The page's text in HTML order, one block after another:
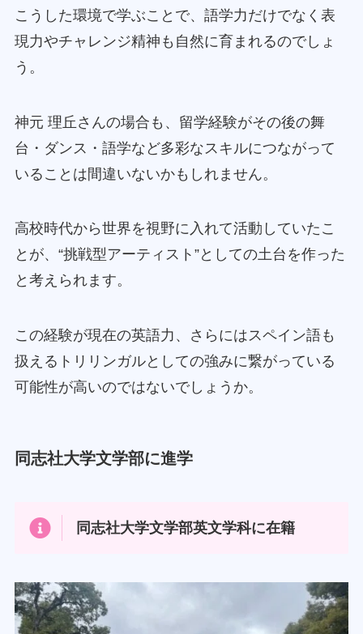
こうした環境で学ぶことで、語学力だけでなく表
現力やチャレンジ精神も自然に育まれるのでしょ
う。
神元 理丘さんの場合も、留学経験がその後の舞
台・ダンス・語学など多彩なスキルにつながって
いることは間違いないかもしれません。
高校時代から世界を視野に入れて活動していたこ
とが、“挑戦型アーティスト”としての土台を作った
と考えられます。
この経験が現在の英語力、さらにはスペイン語も
扱えるトリリンガルとしての強みに繋がっている
可能性が高いのではないでしょうか。
同志社大学文学部に進学
同志社大学文学部英文学科に在籍